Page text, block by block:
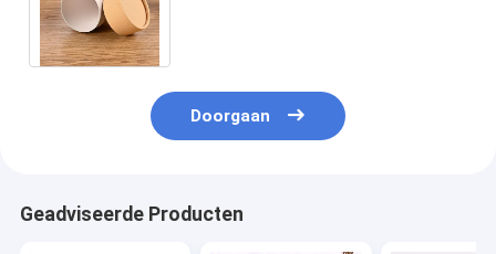
Doorgaan
Geadviseerde Producten